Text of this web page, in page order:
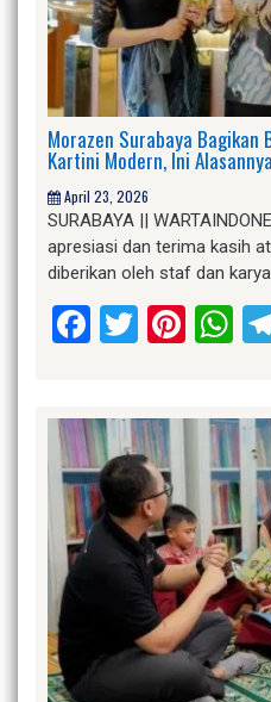
Morazen Surabaya Bagikan
Kartini Modern, Ini Alasannya
April 23, 2026
SURABAYA ||
apresiasi dan terima kasih
diberikan oleh staf dan
Facebook
Twitter